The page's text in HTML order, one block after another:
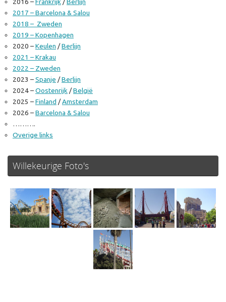
2017 – Barcelona & Salou
2018 – Zweden
2019 – Kopenhagen
2020 –Keulen /Berlijn
2021 – Krakau
2022 – Zweden
2023 –Spanje /Berlijn
2024 –Oostenrijk /België
2025 –Finland /Amsterdam
2026 –Barcelona & Salou
……….
Overige links
Willekeurige Foto's